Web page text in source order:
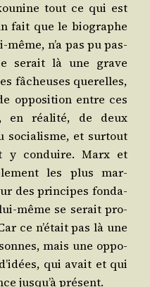
tout ce qui est
fait que le bio­graphe
n’a pas pu pas­
serait là une grave
fâcheuses que­relles,
oppo­si­tion entre ces
en réa­li­té, de deux
socia­lisme, et sur­tout
y conduire. Marx et
les plus mar­
des prin­cipes fon­da­
même se serait pro­
ce n’était pas là une
mais une oppo­
qui avait et qui
jusqu’à présent.